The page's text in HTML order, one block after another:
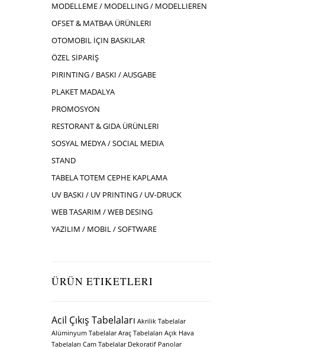
MODELLEME / MODELLING / MODELLIEREN
OFSET & MATBAA ÜRÜNLERI
OTOMOBIL İÇIN BASKILAR
ÖZEL SİPARİŞ
PIRINTING / BASKI / AUSGABE
PLAKET MADALYA
PROMOSYON
RESTORANT & GIDA ÜRÜNLERI
SOSYAL MEDYA / SOCIAL MEDIA
STAND
TABELA TOTEM CEPHE KAPLAMA
UV BASKI / UV PRINTING / UV-DRUCK
WEB TASARIM / WEB DESING
YAZILIM / MOBIL / SOFTWARE
ÜRÜN ETIKETLERI
Acil Çıkış Tabelaları Akrilik Tabelalar
Alüminyum Tabelalar Araç Tabelaları Açık Hava
Tabelaları Cam Tabelalar Dekoratif Panolar